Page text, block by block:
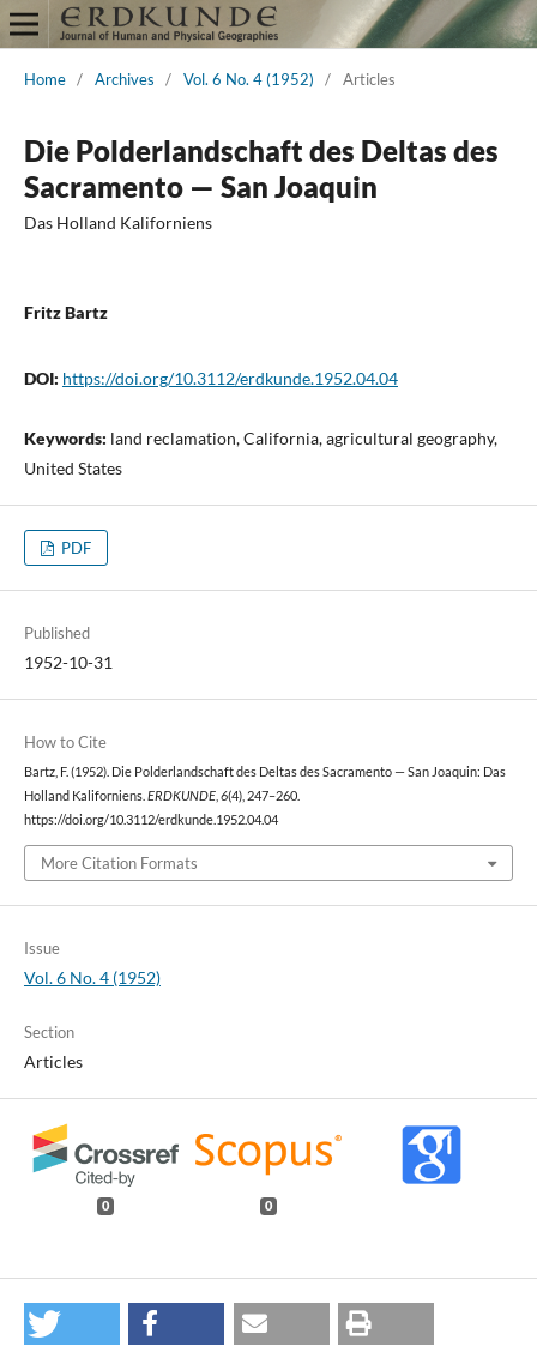
Home / Archives / Vol. 6 No. 4 (1952) / Articles
Die Polderlandschaft des Deltas des
Sacramento — San Joaquin
Das Holland Kaliforniens
Fritz Bartz
DOI: https://doi.org/10.3112/erdkunde.1952.04.04
Keywords: land reclamation, California, agricultural geography,
United States
PDF
Published
1952-10-31
How to Cite
Bartz, F. (1952). Die Polderlandschaft des Deltas des Sacramento — San Joaquin: Das
Holland Kaliforniens. ERDKUNDE, 6(4), 247–260.
https://doi.org/10.3112/erdkunde.1952.04.04
More Citation Formats
Issue
Vol. 6 No. 4 (1952)
Section
Articles
0 0